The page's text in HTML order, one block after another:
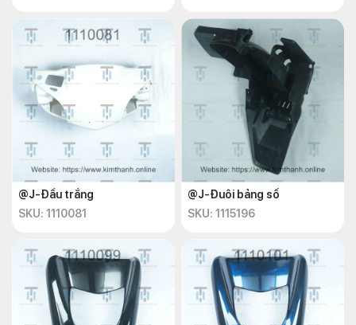
@J-Đầu trắng
SKU: 1110081
@J-Đuôi bảng số
SKU: 1115196